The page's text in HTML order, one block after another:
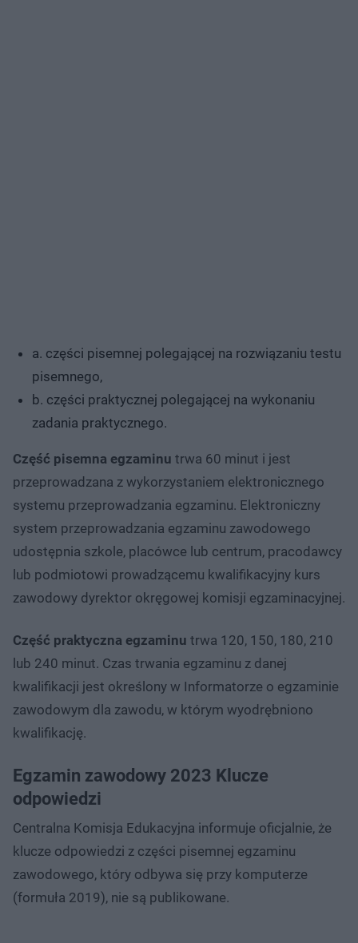
a. części pisemnej polegającej na rozwiązaniu testu
pisemnego,
b. części praktycznej polegającej na wykonaniu
zadania praktycznego.
Część pisemna egzaminu trwa 60 minut i jest
przeprowadzana z wykorzystaniem elektronicznego
systemu przeprowadzania egzaminu. Elektroniczny
system przeprowadzania egzaminu zawodowego
udostępnia szkole, placówce lub centrum, pracodawcy
lub podmiotowi prowadzącemu kwalifikacyjny kurs
zawodowy dyrektor okręgowej komisji egzaminacyjnej.
Część praktyczna egzaminu trwa 120, 150, 180, 210
lub 240 minut. Czas trwania egzaminu z danej
kwalifikacji jest określony w Informatorze o egzaminie
zawodowym dla zawodu, w którym wyodrębniono
kwalifikację.
Egzamin zawodowy 2023 Klucze
odpowiedzi
Centralna Komisja Edukacyjna informuje oficjalnie, że
klucze odpowiedzi z części pisemnej egzaminu
zawodowego, który odbywa się przy komputerze
(formuła 2019), nie są publikowane.